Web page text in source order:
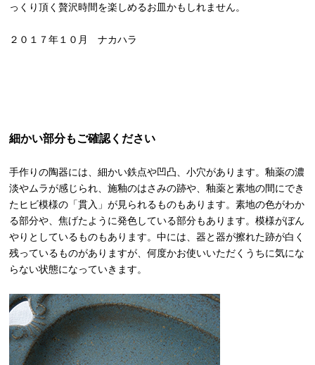
っくり頂く贅沢時間を楽しめるお皿かもしれません。
２０１７年１０月 ナカハラ
細かい部分もご確認ください
手作りの陶器には、細かい鉄点や凹凸、小穴があります。釉薬の濃
淡やムラが感じられ、施釉のはさみの跡や、釉薬と素地の間にでき
たヒビ模様の「貫入」が見られるものもあります。素地の色がわか
る部分や、焦げたように発色している部分もあります。模様がぼん
やりとしているものもあります。中には、器と器が擦れた跡が白く
残っているものがありますが、何度かお使いいただくうちに気にな
らない状態になっていきます。